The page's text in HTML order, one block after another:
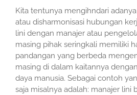
Kita tentunya mengihndari
atau disharmonisasi hubungan
lini dengan manajer atau
masing pihak seringkali memiliki
pandangan yang berbeda
masing di dalam kaitannya
daya manusia. Sebagai contoh
saja misalnya adalah: manajer lini